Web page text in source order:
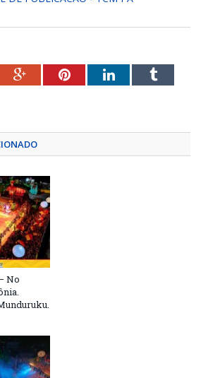
Google+PinterestLinkedInTumblr
No